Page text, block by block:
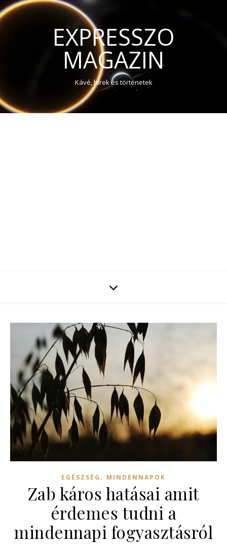
EXPRESSZO
MAGAZIN
Kávé, hírek és történetek
EGÉSZSÉG , MINDENNAPOK
Zab káros hatásai amit
érdemes tudni a
mindennapi fogyasztásról